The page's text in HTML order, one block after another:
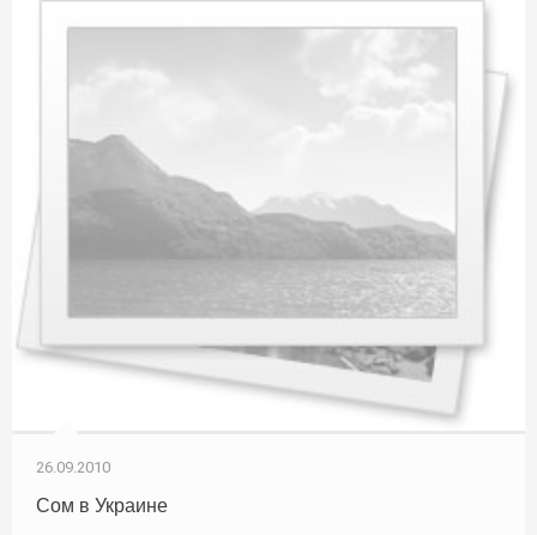
26.09.2010
Сом в Украине